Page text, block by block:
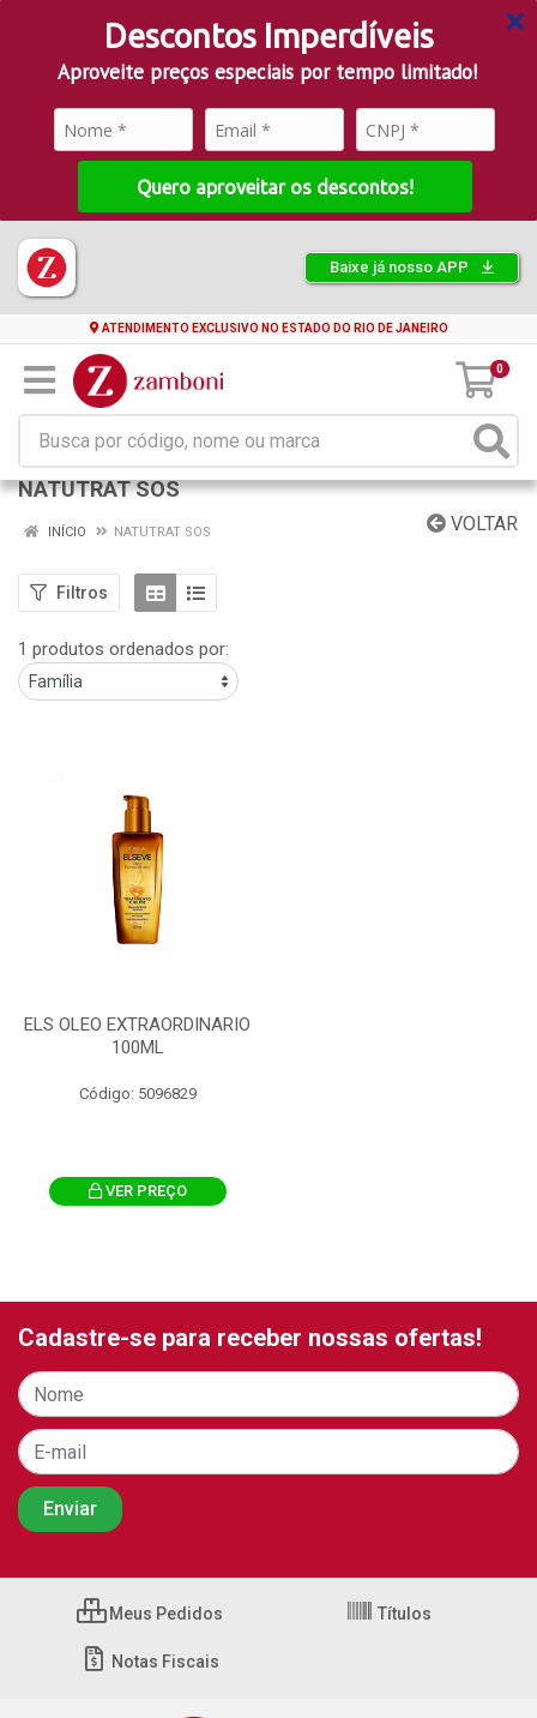
Descontos Imperdíveis
Aproveite preços especiais por tempo limitado!
Quero aproveitar os descontos!
Baixe já nosso APP
ATENDIMENTO EXCLUSIVO NO ESTADO DO RIO DE JANEIRO
0
NATUTRAT SOS
VOLTAR
INÍCIO NATUTRAT SOS
Filtros
1 produtos ordenados por:
ELS OLEO EXTRAORDINARIO
100ML
Código: 5096829
VER PREÇO
Cadastre-se para receber nossas ofertas!
Meus Pedidos Títulos
Notas Fiscais